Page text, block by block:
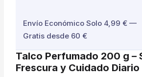
Envío Económico Solo 4,99 € —
Gratis desde 60 €
Talco Perfumado 200 g –
Frescura y Cuidado Diario